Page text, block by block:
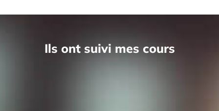
Ils ont suivi mes cours